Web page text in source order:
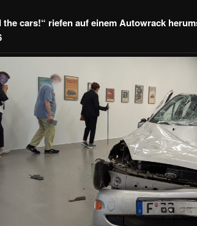
the cars!“ riefen auf einem Autowrack